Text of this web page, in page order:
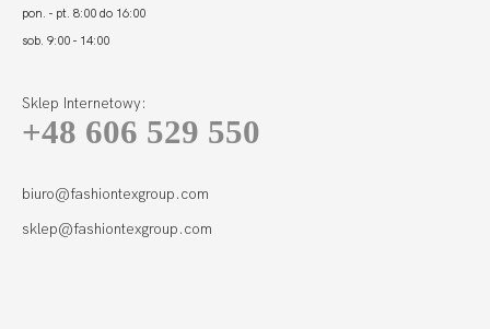
SUGAR FIGI
pon. - pt. 8:00 do 16:00
sob. 9:00 - 14:00
Sklep Internetowy:
+48 606 529 550
biuro@fashiontexgroup.com
sklep@fashiontexgroup.com